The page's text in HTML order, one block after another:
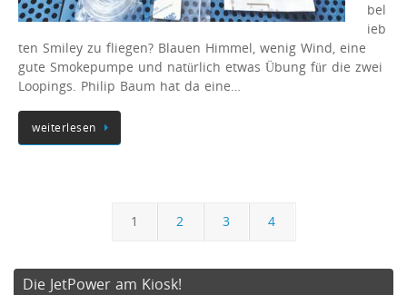
bel
ieb
ten Smiley zu fliegen? Blauen Himmel, wenig Wind, eine
gute Smokepumpe und natürlich etwas Übung für die zwei
Loopings. Philip Baum hat da eine…
weiterlesen
1 2 3 4
Die JetPower am Kiosk!